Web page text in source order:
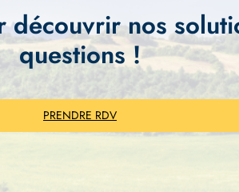
découvrir nos
questions !
PRENDRE RDV